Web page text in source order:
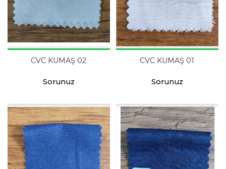
CVC KUMAŞ 02
Sorunuz
CVC KUMAŞ 01
Sorunuz